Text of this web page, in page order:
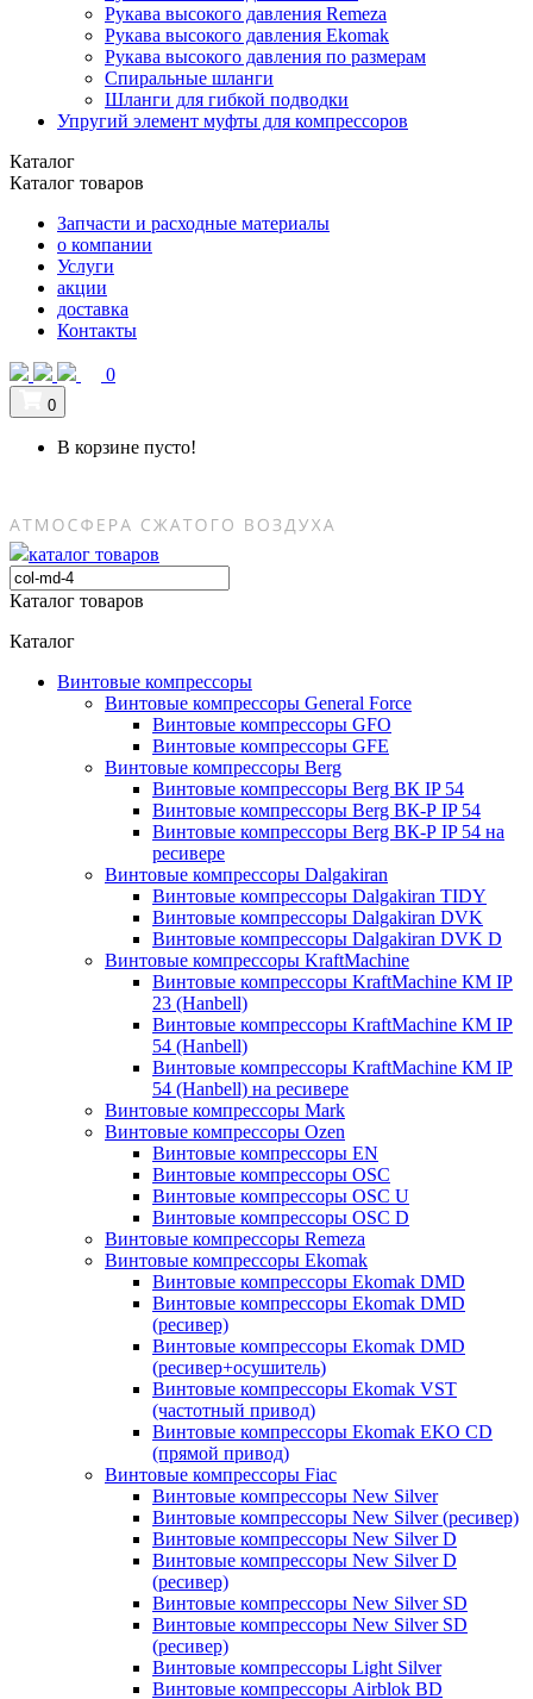
Рукава высокого давления Remeza
Рукава высокого давления Ekomak
Рукава высокого давления по размерам
Спиральные шланги
Шланги для гибкой подводки
Упругий элемент муфты для компрессоров
Каталог
Каталог товаров
Запчасти и расходные материалы
о компании
Услуги
акции
доставка
Контакты
0
0
В корзине пусто!
каталог товаров
Каталог товаров
Каталог
Винтовые компрессоры
Винтовые компрессоры General Force
Винтовые компрессоры GFO
Винтовые компрессоры GFE
Винтовые компрессоры Berg
Винтовые компрессоры Berg ВК IP 54
Винтовые компрессоры Berg ВК-Р IP 54
Винтовые компрессоры Berg ВК-Р IP 54 на
ресивере
Винтовые компрессоры Dalgakiran
Винтовые компрессоры Dalgakiran TIDY
Винтовые компрессоры Dalgakiran DVK
Винтовые компрессоры Dalgakiran DVK D
Винтовые компрессоры KraftMachine
Винтовые компрессоры KraftMachine КМ IP
23 (Hanbell)
Винтовые компрессоры KraftMachine КМ IP
54 (Hanbell)
Винтовые компрессоры KraftMachine КМ IP
54 (Hanbell) на ресивере
Винтовые компрессоры Mark
Винтовые компрессоры Ozen
Винтовые компрессоры EN
Винтовые компрессоры OSC
Винтовые компрессоры OSC U
Винтовые компрессоры OSC D
Винтовые компрессоры Remeza
Винтовые компрессоры Ekomak
Винтовые компрессоры Ekomak DMD
Винтовые компрессоры Ekomak DMD
(ресивер)
Винтовые компрессоры Ekomak DMD
(ресивер+осушитель)
Винтовые компрессоры Ekomak VST
(частотный привод)
Винтовые компрессоры Ekomak EKO CD
(прямой привод)
Винтовые компрессоры Fiac
Винтовые компрессоры New Silver
Винтовые компрессоры New Silver (ресивер)
Винтовые компрессоры New Silver D
Винтовые компрессоры New Silver D
(ресивер)
Винтовые компрессоры New Silver SD
Винтовые компрессоры New Silver SD
(ресивер)
Винтовые компрессоры Light Silver
Винтовые компрессоры Airblok BD